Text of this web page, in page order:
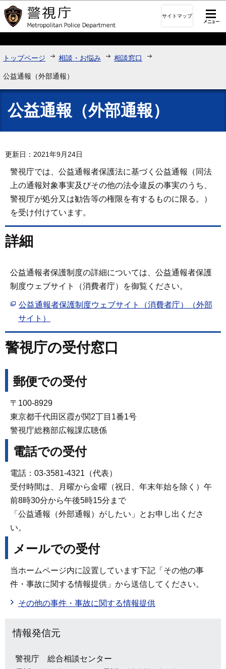
このページの本文へ移動
サイトマップ
トップページ 相談・お悩み 相談窓口
公益通報（外部通報）
公益通報（外部通報）
更新日：2021年9月24日
警視庁では、公益通報者保護法に基づく公益通報（同法
上の通報対象事実及びその他の法令違反の事実のうち、
警視庁が処分又は勧告等の権限を有するものに限る。）
を受け付けています。
詳細
公益通報者保護制度の詳細については、公益通報者保護
制度ウェブサイト（消費者庁）を御覧ください。
公益通報者保護制度ウェブサイト（消費者庁）（外部
サイト）
警視庁の受付窓口
郵便での受付
〒100-8929
東京都千代田区霞が関2丁目1番1号
警視庁総務部広報課広聴係
電話での受付
電話：03-3581-4321（代表）
受付時間は、月曜から金曜（祝日、年末年始を除く）午
前8時30分から午後5時15分まで
「公益通報（外部通報）がしたい」とお申し出くださ
い。
メールでの受付
当ホームページ内に設置しています下記「その他の事
件・事故に関する情報提供」から送信してください。
その他の事件・事故に関する情報提供
情報発信元
警視庁 総合相談センター